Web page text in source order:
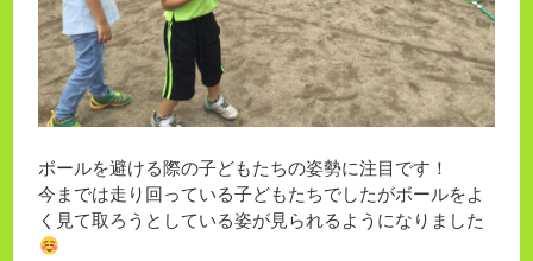
ボールを避ける際の子どもたちの姿勢に注目です！
今までは走り回っている子どもたちでしたがボールをよ
く見て取ろうとしている姿が見られるようになりました